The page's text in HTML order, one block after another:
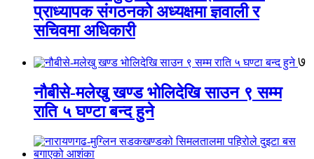
प्राध्यापक संगठनको अध्यक्षमा ज्ञवाली र
सचिवमा अधिकारी
७
नौबीसे-मलेखु खण्ड भोलिदेखि साउन ९ सम्म
राति ५ घण्टा बन्द हुने